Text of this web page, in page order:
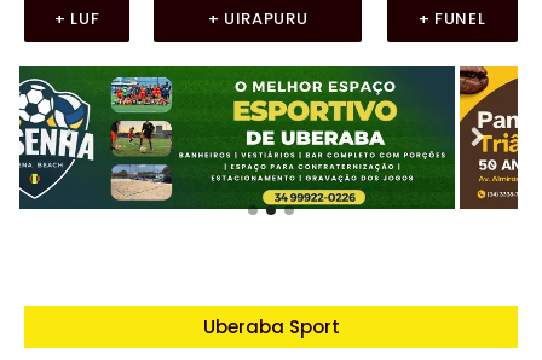
+ LUF + UIRAPURU + FUNEL
Uberaba Sport